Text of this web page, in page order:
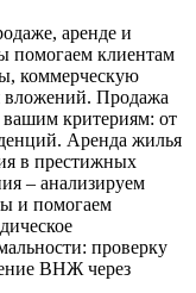
аренде и
помогаем клиентам
коммерческую
вложений. Продажа
критериям: от
Аренда жилья
в престижных
– анализируем
и помогаем
проверку
ВНЖ через